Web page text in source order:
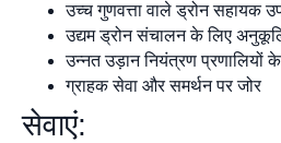
उच्च गुणवत्ता वाले ड्रोन सहायक
उद्यम ड्रोन संचालन के लिए
उन्नत उड़ान नियंत्रण प्रणालियों
ग्राहक सेवा और समर्थन पर जोर
सेवाएं: